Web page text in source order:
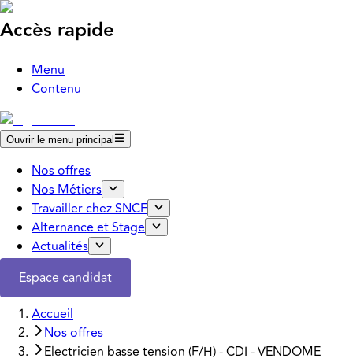
Accès rapide
Menu
Contenu
Ouvrir le menu principal
Nos offres
Nos Métiers
Travailler chez SNCF
Alternance et Stage
Actualités
Espace candidat
Accueil
Nos offres
Electricien basse tension (F/H) - CDI - VENDOME